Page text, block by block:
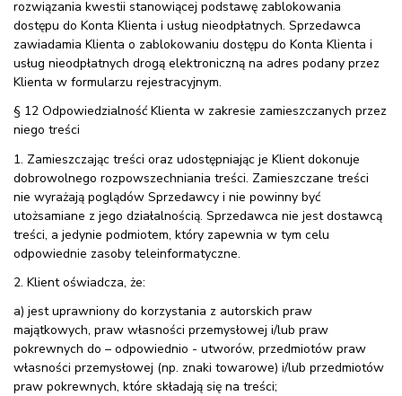
rozwiązania kwestii stanowiącej podstawę zablokowania
dostępu do Konta Klienta i usług nieodpłatnych. Sprzedawca
zawiadamia Klienta o zablokowaniu dostępu do Konta Klienta i
usług nieodpłatnych drogą elektroniczną na adres podany przez
Klienta w formularzu rejestracyjnym.
§ 12 Odpowiedzialność Klienta w zakresie zamieszczanych przez
niego treści
1. Zamieszczając treści oraz udostępniając je Klient dokonuje
dobrowolnego rozpowszechniania treści. Zamieszczane treści
nie wyrażają poglądów Sprzedawcy i nie powinny być
utożsamiane z jego działalnością. Sprzedawca nie jest dostawcą
treści, a jedynie podmiotem, który zapewnia w tym celu
odpowiednie zasoby teleinformatyczne.
2. Klient oświadcza, że:
a) jest uprawniony do korzystania z autorskich praw
majątkowych, praw własności przemysłowej i/lub praw
pokrewnych do – odpowiednio - utworów, przedmiotów praw
własności przemysłowej (np. znaki towarowe) i/lub przedmiotów
praw pokrewnych, które składają się na treści;